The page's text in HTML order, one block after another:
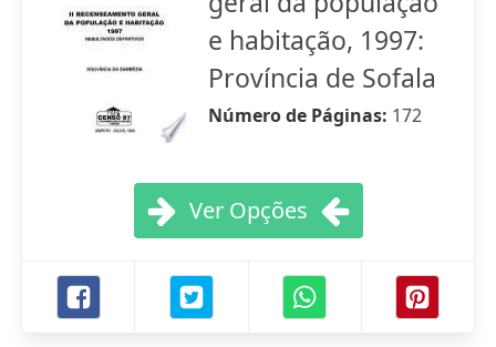
e habitação, 1997:
Província de Sofala
Número de Páginas: 172
Ver Opções